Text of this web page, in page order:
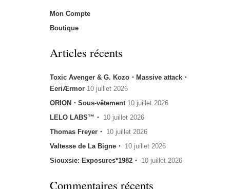
Mon Compte
Boutique
Articles récents
Toxic Avenger & G. Kozo・Massive attack・
EeriÆrmor 10 juillet 2026
ORION・Sous-vêtement 10 juillet 2026
LELO LABS™・ 10 juillet 2026
Thomas Freyer・ 10 juillet 2026
Valtesse de La Bigne・ 10 juillet 2026
Siouxsie: Exposures*1982・ 10 juillet 2026
Commentaires récents